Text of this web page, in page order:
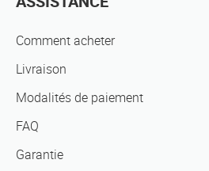
Comment acheter
Livraison
Modalités de paiement
FAQ
Garantie